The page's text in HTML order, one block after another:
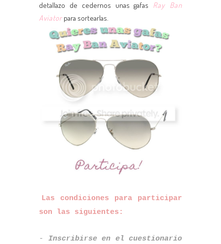
detallazo de cedernos unas gafas Ray Ban
Aviator para sortearlas.
Las condiciones para participar
son las siguientes:
- Inscribirse en el cuestionario